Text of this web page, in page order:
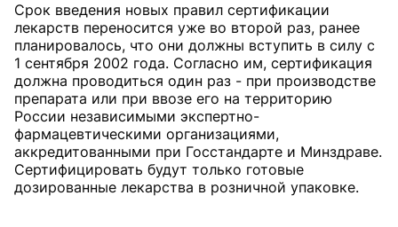
Срок введения новых правил сертификации
лекарств переносится уже во второй раз, ранее
планировалось, что они должны вступить в силу с
1 сентября 2002 года. Согласно им, сертификация
должна проводиться один раз - при производстве
препарата или при ввозе его на территорию
России независимыми экспертно-
фармацевтическими организациями,
аккредитованными при Госстандарте и Минздраве.
Сертифицировать будут только готовые
дозированные лекарства в розничной упаковке.